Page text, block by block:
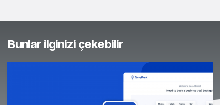
Bunlar ilginizi çekebilir